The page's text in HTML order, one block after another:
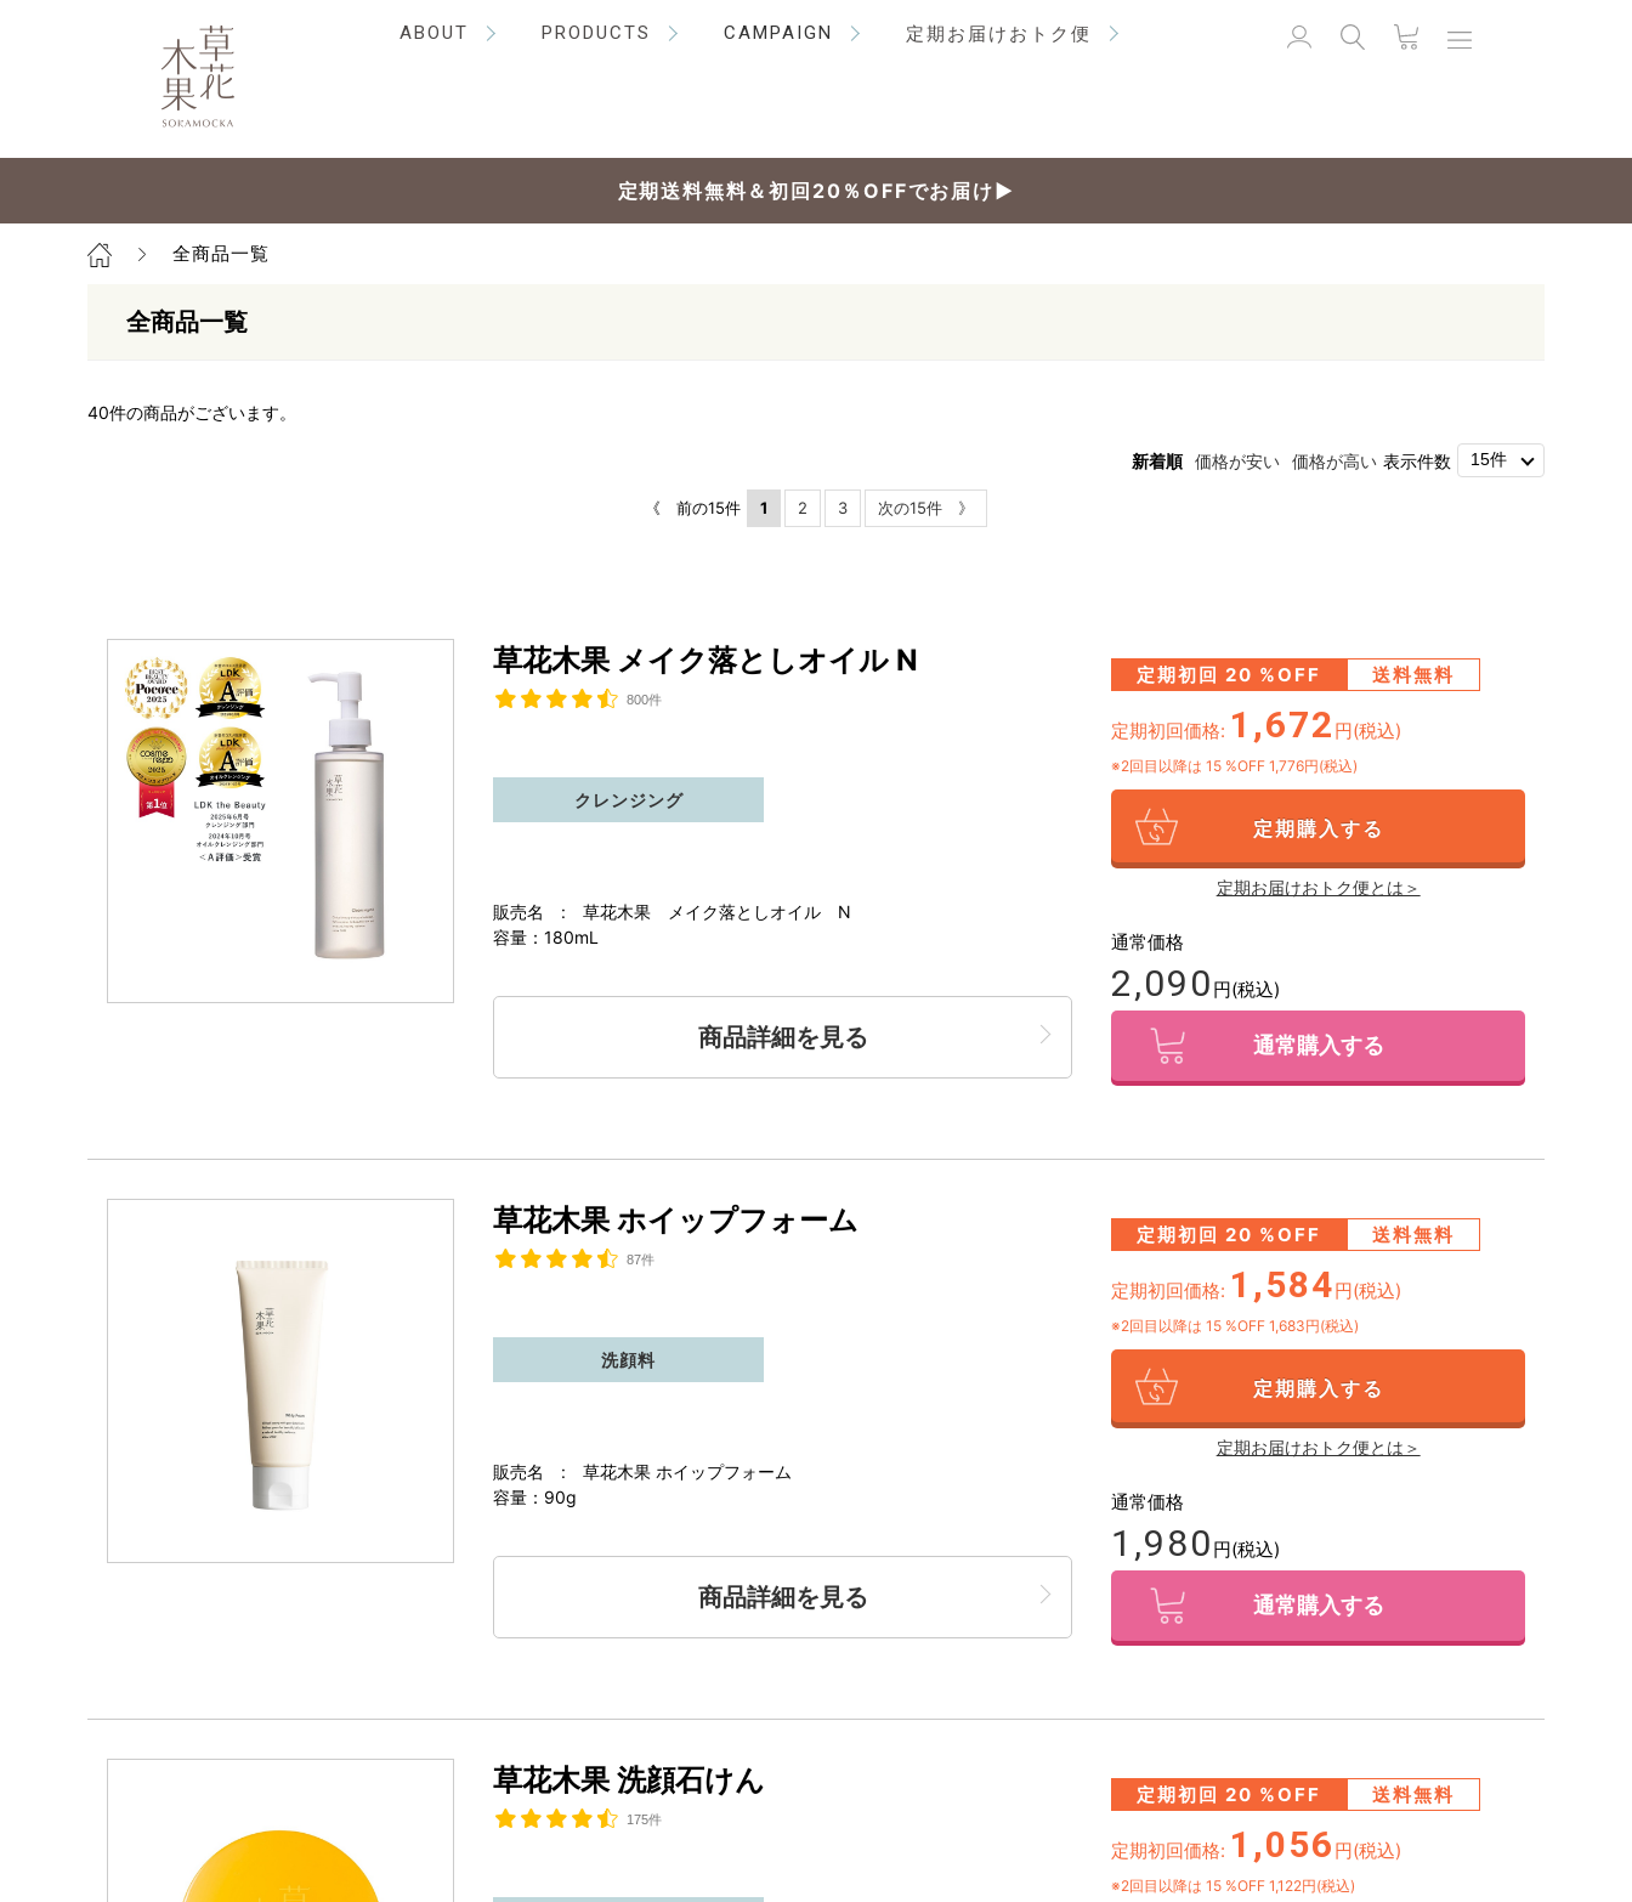
ABOUT PRODUCTS CAMPAIGN 定期お届けおトク便
定期送料無料＆初回20％OFFでお届け▶
全商品一覧
全商品一覧
40件の商品がございます。
新着順 価格が安い 価格が高い 表示件数
《 前の15件 1 2 3 次の15件 》
草花木果 メイク落としオイル N
800件
販売名 : 草花木果 メイク落としオイル N
容量：180mL
クレンジング
商品詳細を見る
定期初回 20 %OFF 送料無料
定期初回価格: 1,672 円(税込)
※2回目以降は 15 %OFF 1,776円(税込)
定期購入する
定期お届けおトク便とは＞
通常価格
2,090 円(税込)
通常購入する
草花木果 ホイップフォーム
87件
販売名 : 草花木果 ホイップフォーム
容量：90g
洗顔料
商品詳細を見る
定期初回 20 %OFF 送料無料
定期初回価格: 1,584円(税込)
※2回目以降は 15 %OFF 1,683円(税込)
定期購入する
定期お届けおトク便とは＞
通常価格
1,980 円(税込)
通常購入する
草花木果 洗顔石けん
175件
定期初回 20 %OFF 送料無料
定期初回価格: 1,056 円(税込)
※2回目以降は 15 %OFF 1,122円(税込)